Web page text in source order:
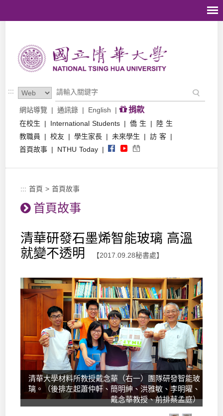
:::
網站導覽 | 通訊錄 | English | 捐款
在校生 | International Students | 僑 生 |
陸 生
教職員
| 校友 | 學生家長 | 未來學生 | 訪 客 |
首頁故事 | NTHU Today |
::: 首頁 >首頁故事
首頁故事
清華研發石墨烯智能玻璃 高溫
就變不透明
【2017.09.28秘書處】
清華大學材料所教授戴念華（右一）團隊研發智能玻
璃。（後排左起蕭仲軒、簡明紳、洪雅敏、李明曜、
戴念華教授、前排蔡孟庭）